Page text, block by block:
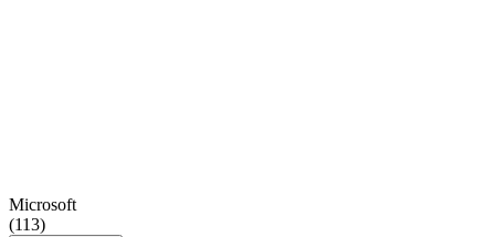
Microsoft
(113)